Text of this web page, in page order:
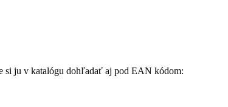
si ju v katalógu dohľadať aj pod EAN kódom: